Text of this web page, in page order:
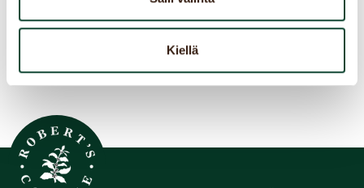
Kiellä
HITTA NÄRMASTE ROBERT’S COFFEE